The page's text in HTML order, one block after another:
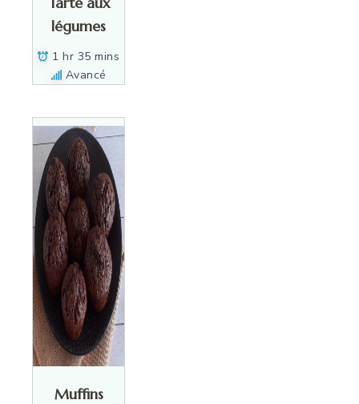
légumes
1 hr 35 mins
Avancé
Muffins